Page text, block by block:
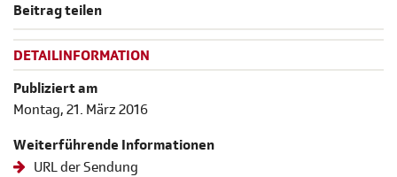
Beitrag teilen
DETAILINFORMATION
Publiziert am
Montag, 21. März 2016
Weiterführende Informationen
URL der Sendung